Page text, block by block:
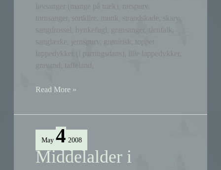
løvsanger (mange på træk), rørspurv,
tornsanger, sortklire, munk, strandskade, skarv,
sangdrossel, bynkefugl, gransanger, tårnfalk,
sanglærke, jernspurv, grønirisk, toppet
lappedykker (i parringsdans), lille lappedykker,
Rapport
en
fugletur
Read More »
May 4 2008
Middelalder i